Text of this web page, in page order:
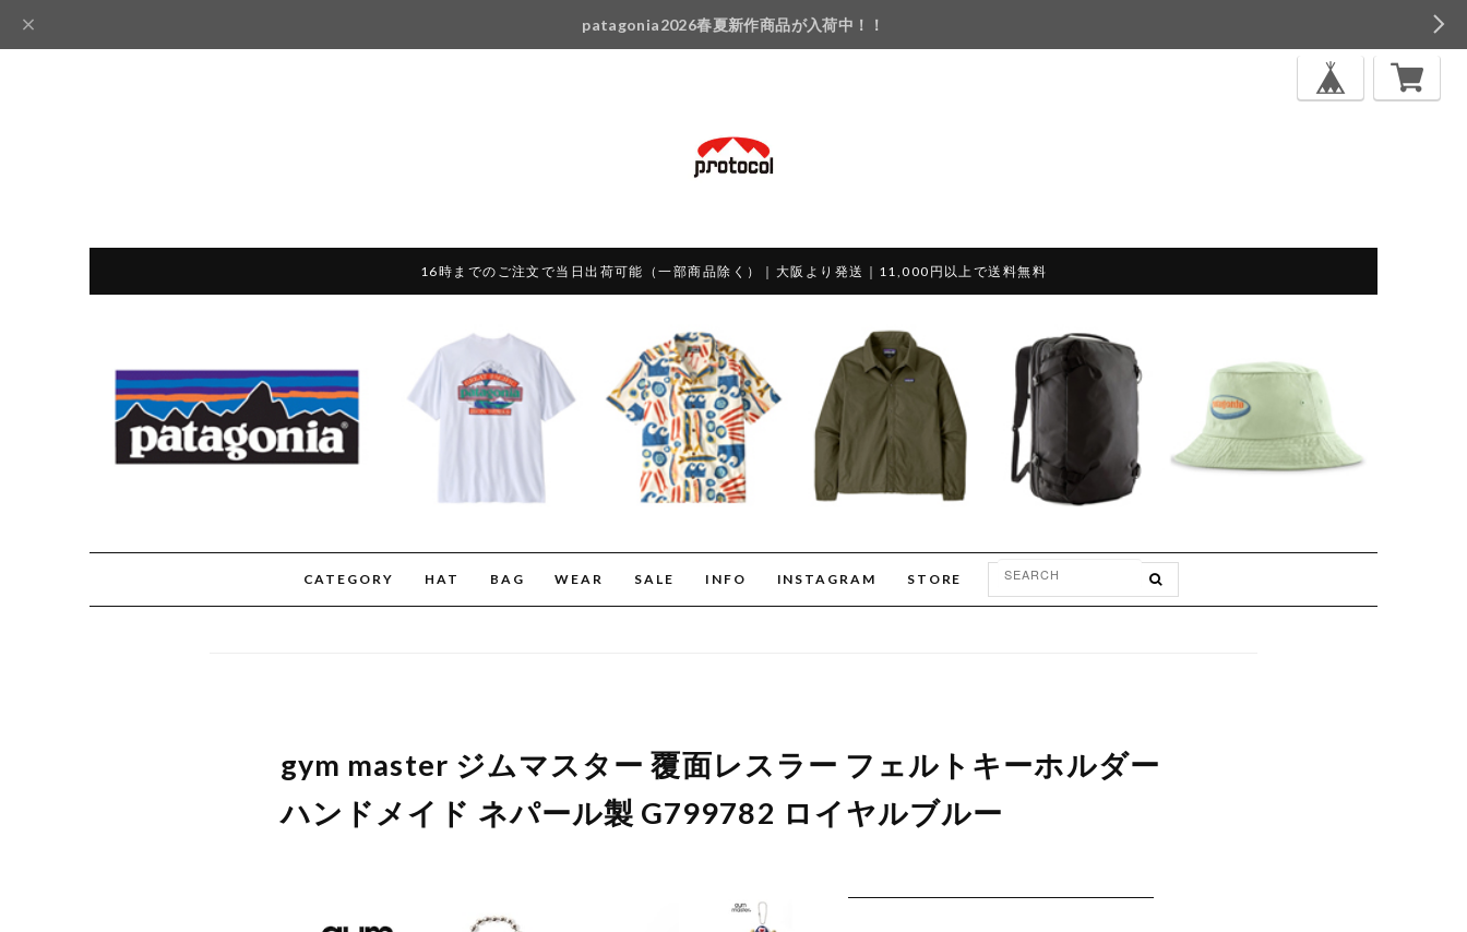
patagonia2026春夏新作商品が入荷中！！
16時までのご注文で当日出荷可能（一部商品除く）｜大阪より発送｜11,000円以上で送料無料
CATEGORY HAT BAG WEAR SALE INFO INSTAGRAM STORE
gym master ジムマスター 覆面レスラー フェルトキーホルダー
ハンドメイド ネパール製 G799782 ロイヤルブルー